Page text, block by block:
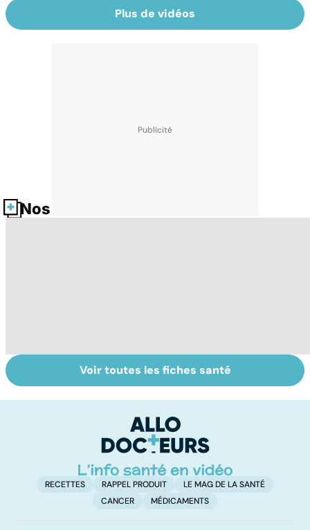
Plus de vidéos
Nos fiches santé
symptômes,
La tuberculose
pulmonaire
Voir toutes les fiches santé
RECETTES RAPPEL PRODUIT
LE MAG DE LA SANTÉ
CANCER
MÉDICAMENTS